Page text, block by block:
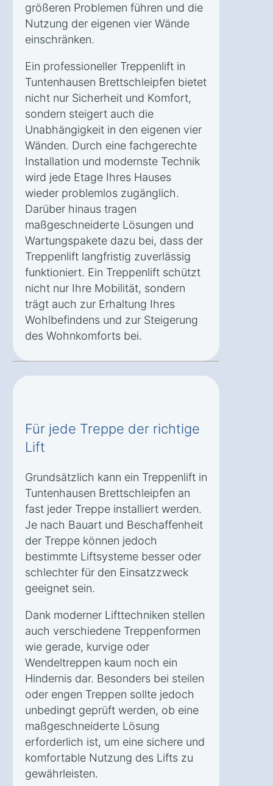
größeren Problemen führen und die
Nutzung der eigenen vier Wände
einschränken.
Ein professioneller Treppenlift in
Tuntenhausen Brettschleipfen bietet
nicht nur Sicherheit und Komfort,
sondern steigert auch die
Unabhängigkeit in den eigenen vier
Wänden. Durch eine fachgerechte
Installation und modernste Technik
wird jede Etage Ihres Hauses
wieder problemlos zugänglich.
Darüber hinaus tragen
maßgeschneiderte Lösungen und
Wartungspakete dazu bei, dass der
Treppenlift langfristig zuverlässig
funktioniert. Ein Treppenlift schützt
nicht nur Ihre Mobilität, sondern
trägt auch zur Erhaltung Ihres
Wohlbefindens und zur Steigerung
des Wohnkomforts bei.
Für jede Treppe der richtige
Lift
Grundsätzlich kann ein Treppenlift in
Tuntenhausen Brettschleipfen an
fast jeder Treppe installiert werden.
Je nach Bauart und Beschaffenheit
der Treppe können jedoch
bestimmte Liftsysteme besser oder
schlechter für den Einsatzzweck
geeignet sein.
Dank moderner Lifttechniken stellen
auch verschiedene Treppenformen
wie gerade, kurvige oder
Wendeltreppen kaum noch ein
Hindernis dar. Besonders bei steilen
oder engen Treppen sollte jedoch
unbedingt geprüft werden, ob eine
maßgeschneiderte Lösung
erforderlich ist, um eine sichere und
komfortable Nutzung des Lifts zu
gewährleisten.